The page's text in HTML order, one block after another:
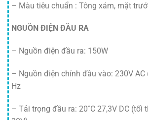
– Màu tiêu chuẩn : Tông xám, mặt
NGUỒN ĐIỆN ĐẦU RA
– Nguồn điện đầu ra: 150W
– Nguồn điện chính đầu vào: 230V AC
Hz
– Tải trọng đầu ra: 20˚C 27,3V DC (tối